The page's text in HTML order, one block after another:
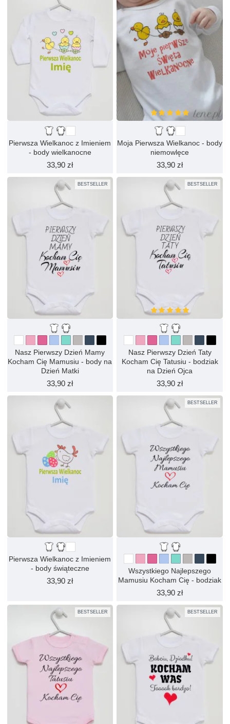
Pierwsza Wielkanoc z Imieniem
- body wielkanocne
33,90 zł
Moja Pierwsza Wielkanoc - body
niemowlęce
33,90 zł
BESTSELLER
Nasz Pierwszy Dzień Mamy
Kocham Cię Mamusiu - body na
Dzień Matki
33,90 zł
BESTSELLER
Nasz Pierwszy Dzień Taty
Kocham Cię Tatusiu - bodziak
na Dzień Ojca
33,90 zł
Pierwsza Wielkanoc z Imieniem
- body świąteczne
33,90 zł
BESTSELLER
Wszystkiego Najlepszego
Mamusiu Kocham Cię - bodziak
33,90 zł
BESTSELLER BESTSELLER